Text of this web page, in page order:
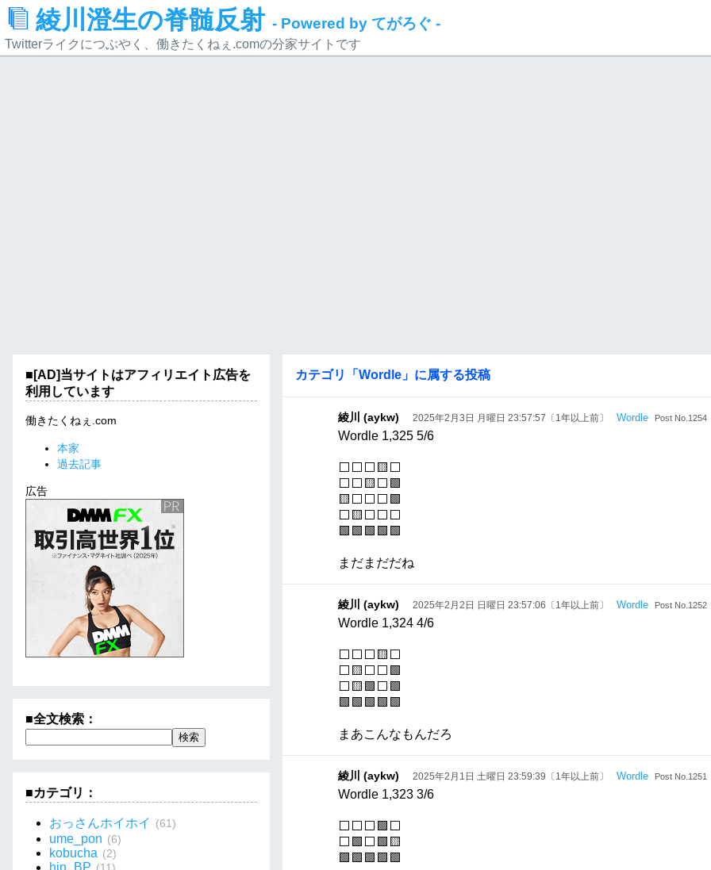
綾川澄生の脊髄反射 - Powered by てがろぐ -
Twitterライクにつぶやく、働きたくねぇ.comの分家サイトです
カテゴリ「 Wordle 」に属する投稿
綾川 (aykw) 2025年2月3日 月曜日 23:57:57〔1年以上前〕 Wordle Post No.1254
Wordle 1,325 5/6
⬜⬜⬜🟨⬜
⬜⬜🟨⬜🟩
🟨⬜⬜⬜🟩
⬜🟨⬜⬜⬜
🟩🟩🟩🟩🟩
まだまだだね
綾川 (aykw) 2025年2月2日 日曜日 23:57:06〔1年以上前〕 Wordle Post No.1252
Wordle 1,324 4/6
⬜⬜⬜🟨⬜
⬜🟨⬜⬜🟩
⬜🟨🟩⬜🟩
🟩🟩🟩🟩🟩
まあこんなもんだろ
綾川 (aykw) 2025年2月1日 土曜日 23:59:39〔1年以上前〕 Wordle Post No.1251
Wordle 1,323 3/6
⬜⬜⬜🟩⬜
⬜🟩⬜🟩🟨
🟩🟩🟩🟩🟩
■[AD]当サイトはアフィリエイト広告を
利用しています
働きたくねぇ.com
本家
過去記事
広告
■全文検索：
■カテゴリ：
おっさんホイホイ (61)
ume_pon (6)
kobucha (2)
hin_BP (11)